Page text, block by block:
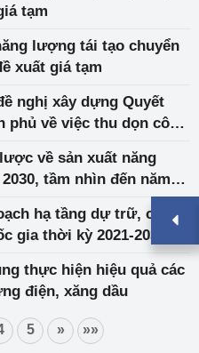
tạm
lượng tái tạo chuyển
xuất giá tạm
nghị xây dựng Quyết
về việc thu dọn công
về sản xuất năng
tầm nhìn đến năm
hạ tầng dự trữ, cung
gia thời kỳ 2021-2030,
thực hiện hiệu quả các
điện, xăng dầu
5 » »»